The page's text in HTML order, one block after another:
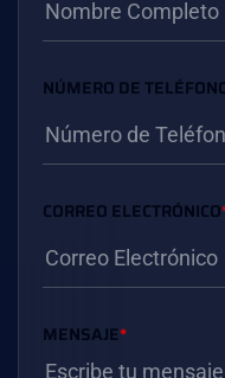
NÚMERO DE
CORREO ELECTRÓNICO
MENSAJE*